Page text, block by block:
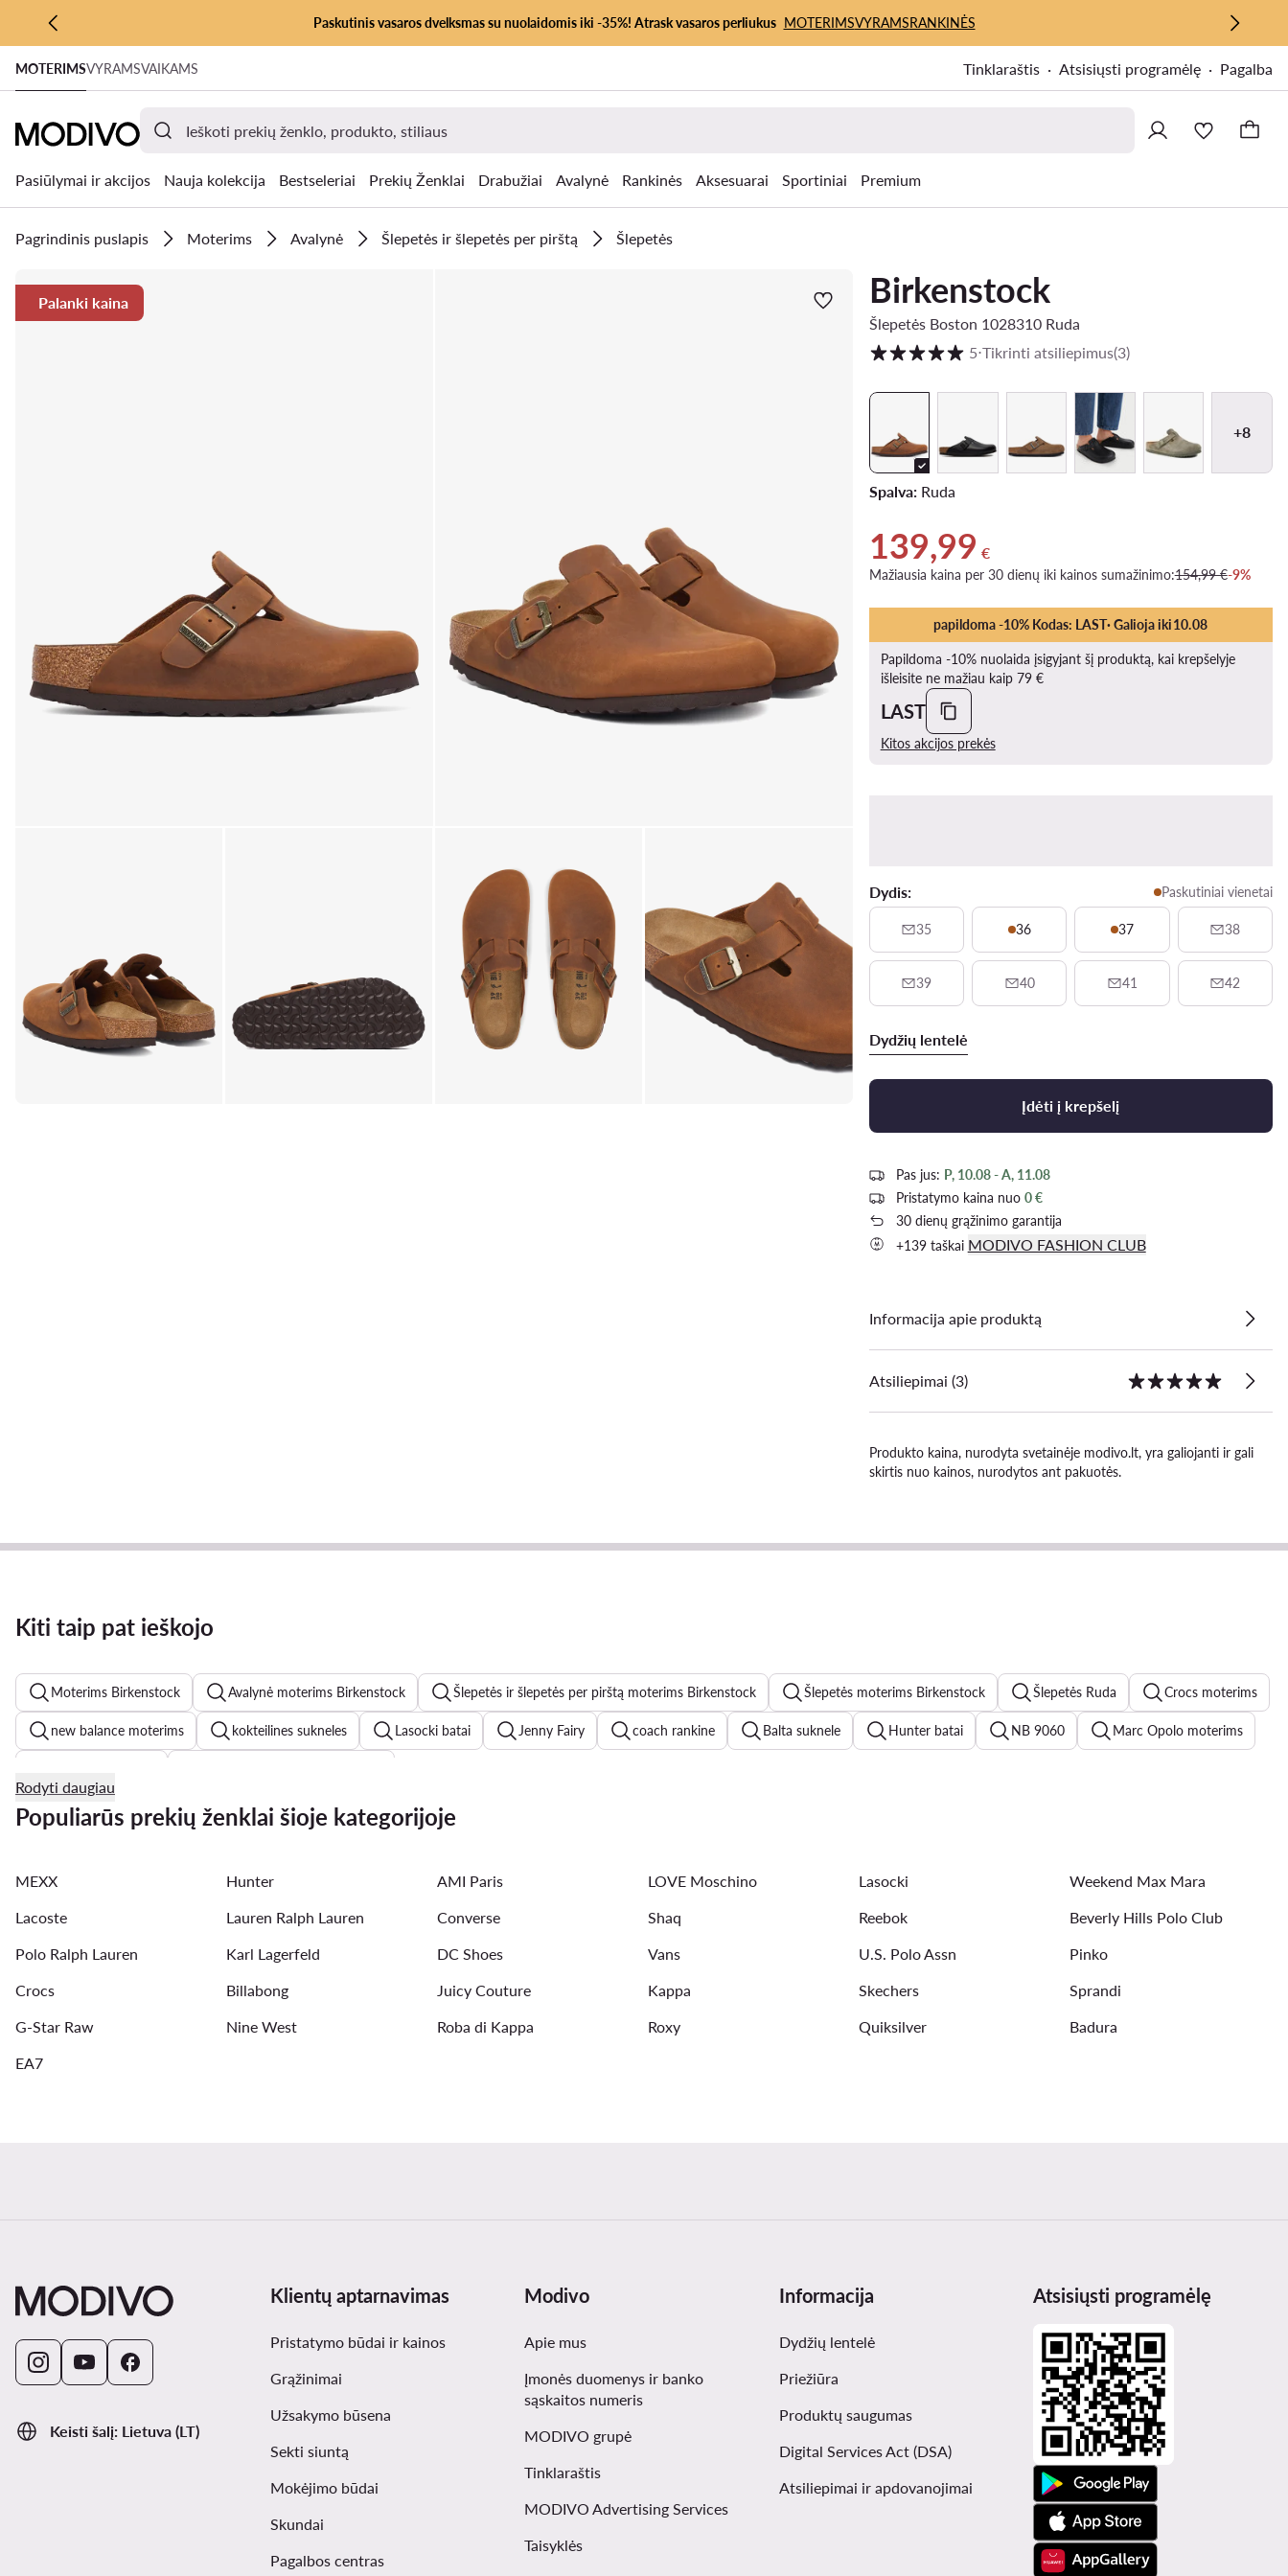
PEREITI PRIE PAGRINDINIO TURINIO
PEREITI Į PAIEŠKĄ
Paskutinis vasaros dvelksmas su nuolaidomis iki -35%! Atrask vasaros perliukus MOTERIMSVYRAMSRANKINĖS
MOTERIMSVYRAMSVAIKAMS Tinklaraštis Atsisiųsti programėlę Pagalba
Pasiūlymai ir akcijos Nauja kolekcija Bestseleriai Prekių Ženklai Drabužiai Avalynė Rankinės Aksesuarai Sportiniai Premium
Pagrindinis puslapis Moterims Avalynė Šlepetės ir šlepetės per pirštą Šlepetės
Palanki kaina Birkenstock
Šlepetės Boston 1028310 Ruda
Klientų įvertinimai skalėje nuo 1 iki 5
5⋅Tikrinti atsiliepimus(3)
+8
Spalva:Ruda
Dabartinė kaina 139,99 €
139,99 €
Mažiausia kaina per 30 dienų iki kainos sumažinimo:154,99 €-9%
papildoma -10% Kodas: LAST· Galioja iki10.08
Papildoma -10% nuolaida įsigyjant šį produktą, kai krepšelyje
išleisite ne mažiau kaip 79 €
LAST
Kitos akcijos prekės
Dydis: Paskutiniai vienetai
35 36 37 38
39 40 41 42
Dydžių lentelė
Įdėti į krepšelį
Pas jus: P, 10.08 - A, 11.08
Pristatymo kaina nuo 0 €
30 dienų grąžinimo garantija
+139 taškai MODIVO FASHION CLUB
Informacija apie produktą
Atsiliepimai (3)
Produkto kaina, nurodyta svetainėje modivo.lt, yra galiojanti ir gali
skirtis nuo kainos, nurodytos ant pakuotės.
Kiti taip pat ieškojo
Moterims Birkenstock Avalynė moterims Birkenstock Šlepetės ir šlepetės per pirštą moterims Birkenstock Šlepetės moterims Birkenstock Šlepetės Ruda Crocs moterims
new balance moterims kokteilines sukneles Lasocki batai Jenny Fairy coach rankine Balta suknele Hunter batai NB 9060 Marc Opolo moterims
vakarines sukneles odinės striukės moterims odines kelnes
braletes maudymosi kostiumeliai
Rodyti daugiau
Populiarūs prekių ženklai šioje kategorijoje
MEXX Hunter AMI Paris LOVE Moschino Lasocki
Weekend Max Mara
Lacoste
Lauren Ralph Lauren Converse Shaq Reebok
Beverly Hills Polo Club
Polo Ralph Lauren
Karl Lagerfeld DC Shoes Vans U.S. Polo Assn
Pinko
Crocs
Billabong Juicy Couture Kappa Skechers
Sprandi
G-Star Raw
Nine West Roba di Kappa Roxy Quiksilver
Badura
EA7
Keisti šalį: Lietuva (LT)
Klientų aptarnavimas
Pristatymo būdai ir kainos
Grąžinimai
Užsakymo būsena
Sekti siuntą
Mokėjimo būdai
Skundai
Pagalbos centras
Modivo
Apie mus
Įmonės duomenys ir banko
sąskaitos numeris
MODIVO grupė
Tinklaraštis
MODIVO Advertising Services
Taisyklės
Informacija
Dydžių lentelė
Priežiūra
Produktų saugumas
Digital Services Act (DSA)
Atsiliepimai ir apdovanojimai
Atsisiųsti programėlę